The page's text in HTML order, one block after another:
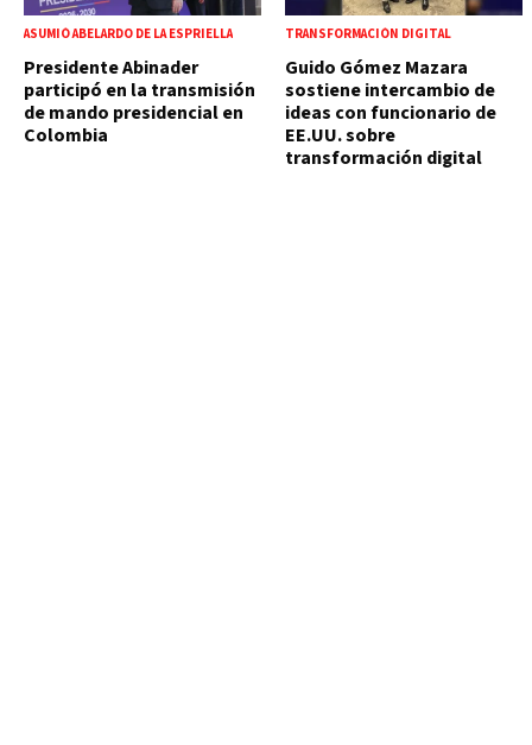
ASUMIÓ ABELARDO DE LA ESPRIELLA
Presidente Abinader
participó en la transmisión
de mando presidencial en
Colombia
TRANSFORMACIÓN DIGITAL
Guido Gómez Mazara
sostiene intercambio de
ideas con funcionario de
EE.UU. sobre
transformación digital